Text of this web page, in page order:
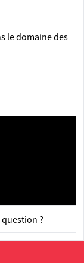
le domaine des
question ?